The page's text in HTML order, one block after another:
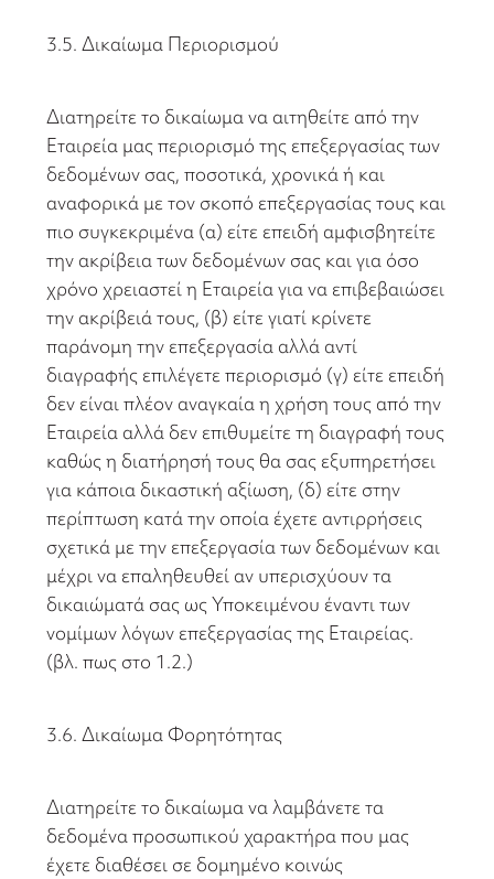
3.5. Δικαίωμα Περιορισμού
Διατηρείτε το δικαίωμα να αιτηθείτε από την
Εταιρεία μας περιορισμό της επεξεργασίας των
δεδομένων σας, ποσοτικά, χρονικά ή και
αναφορικά με τον σκοπό επεξεργασίας τους και
πιο συγκεκριμένα (α) είτε επειδή αμφισβητείτε
την ακρίβεια των δεδομένων σας και για όσο
χρόνο χρειαστεί η Εταιρεία για να επιβεβαιώσει
την ακρίβειά τους, (β) είτε γιατί κρίνετε
παράνομη την επεξεργασία αλλά αντί
διαγραφής επιλέγετε περιορισμό (γ) είτε επειδή
δεν είναι πλέον αναγκαία η χρήση τους από την
Εταιρεία αλλά δεν επιθυμείτε τη διαγραφή τους
καθώς η διατήρησή τους θα σας εξυπηρετήσει
για κάποια δικαστική αξίωση, (δ) είτε στην
περίπτωση κατά την οποία έχετε αντιρρήσεις
σχετικά με την επεξεργασία των δεδομένων και
μέχρι να επαληθευθεί αν υπερισχύουν τα
δικαιώματά σας ως Υποκειμένου έναντι των
νομίμων λόγων επεξεργασίας της Εταιρείας.
(βλ. πως στο 1.2.)
3.6. Δικαίωμα Φορητότητας
Διατηρείτε το δικαίωμα να λαμβάνετε τα
δεδομένα προσωπικού χαρακτήρα που μας
έχετε διαθέσει σε δομημένο κοινώς